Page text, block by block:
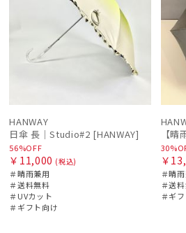
HANWAY
日傘 長｜Studio#2 [HANWAY]
56%OFF
￥11,000 (税込)
＃晴雨兼用
＃送料無料
＃UVカット
＃ギフト向け
￥
＃晴
＃送
＃ギ